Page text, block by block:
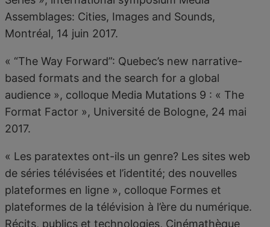
Assemblages: Cities, Images and Sounds,
Montréal, 14 juin 2017.
« “The Way Forward”: Quebec’s new narrative-
based formats and the search for a global
audience », colloque Media Mutations 9 : « The
Format Factor », Université de Bologne, 24 mai
2017.
« Les paratextes ont-ils un genre? Les sites web
de séries télévisées et l’identité; des nouvelles
plateformes en ligne », colloque Formes et
plateformes de la télévision à l’ère du numérique.
Récits, publics et technologies, Cinémathèque